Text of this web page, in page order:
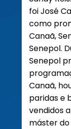
foi José
como
Canaã,
Senepol.
Senepol
Canaã,
paridas e
vendidos
máster